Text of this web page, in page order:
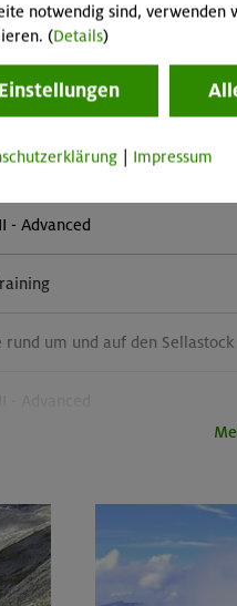
im Herzen von Montafon und
- Advanced - Kompakt
der Monzoni- und der
- Advanced
um und auf den Sellastock
rund um den Gardasee
notwendig sind, verwenden
(Details)
Einstellungen
Impressum